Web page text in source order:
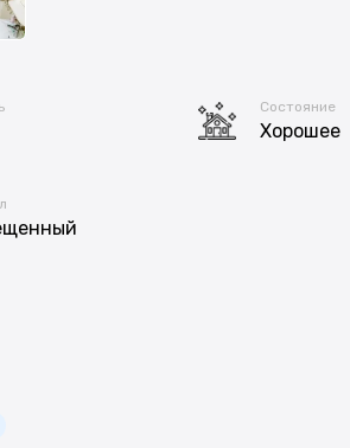
Состояние
Хорошее